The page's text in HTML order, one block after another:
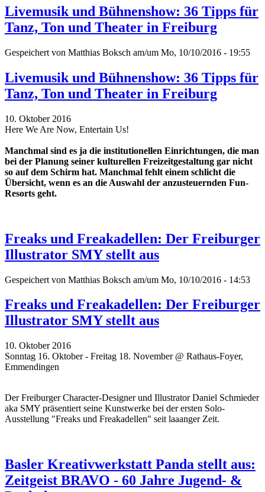
Livemusik und Bühnenshow: 36 Tipps für
Tanz, Ton und Theater in Freiburg
Gespeichert von Matthias Boksch am/um Mo, 10/10/2016 - 19:55
Livemusik und Bühnenshow: 36 Tipps für
Tanz, Ton und Theater in Freiburg
10. Oktober 2016
Here We Are Now, Entertain Us!
Manchmal sind es ja die institutionellen Einrichtungen, die man
bei der Planung seiner kulturellen Freizeitgestaltung gar nicht
so auf dem Schirm hat. Manchmal fehlt einem schlicht die
Übersicht, wenn es an die Auswahl der anzusteuernden Fun-
Resorts geht.
Freaks und Freakadellen: Der Freiburger
Illustrator SMY stellt aus
Gespeichert von Matthias Boksch am/um Mo, 10/10/2016 - 14:53
Freaks und Freakadellen: Der Freiburger
Illustrator SMY stellt aus
10. Oktober 2016
Sonntag 16. Oktober - Freitag 18. November @ Rathaus-Foyer,
Emmendingen
Der Freiburger Character-Designer und Illustrator Daniel Schmieder
aka SMY präsentiert seine Kunstwerke bei der ersten Solo-
Ausstellung "Freaks und Freakadellen" seit laaanger Zeit.
Basler Kreativwerkstatt Panda stellt aus:
Zeitgeist BRAVO - 60 Jahre Jugend- &